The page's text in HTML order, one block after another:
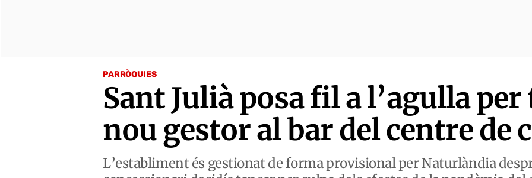
PARRÒQUIES
Sant Julià posa fil a l’agulla
nou gestor al bar del centre de
L’establiment és gestionat de forma provisional per Naturlàndia